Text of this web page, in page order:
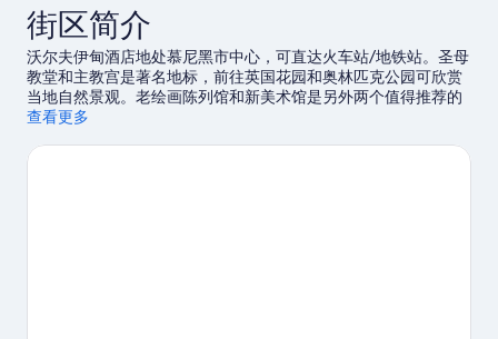
街区简介
沃尔夫伊甸酒店地处慕尼黑市中心，可直达火车站/地铁站。圣母
教堂和主教宫是著名地标，前往英国花园和奥林匹克公园可欣赏
当地自然景观。老绘画陈列馆和新美术馆是另外两个值得推荐的
游玩去处。到附近的林克斯高尔夫球场展示您的挥杆技巧，赢得
之旅。酒店拥有优越的地理位置，而且适合观光，因而深受住客
查看更多